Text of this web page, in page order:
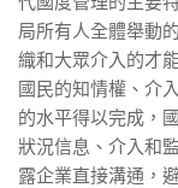
局所有人全體舉動
織和大眾介入的才
國民的知情權、介
的水平得以完成，
狀況信息、介入和
露企業直接溝通，